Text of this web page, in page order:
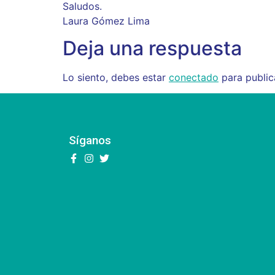
Saludos.
Laura Gómez Lima
Deja una respuesta
Lo siento, debes estar conectado para
Síganos